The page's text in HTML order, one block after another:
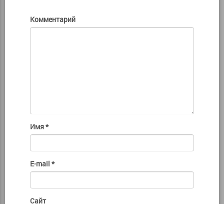
Комментарий
Имя*
E-mail *
Сайт